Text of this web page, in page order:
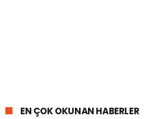
EN ÇOK OKUNAN HABERLER